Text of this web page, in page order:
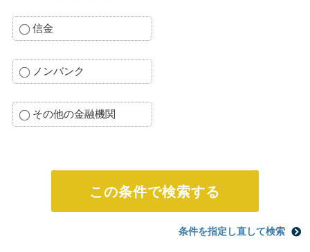
信金
ノンバンク
その他の金融機関
条件を指定し直して検索